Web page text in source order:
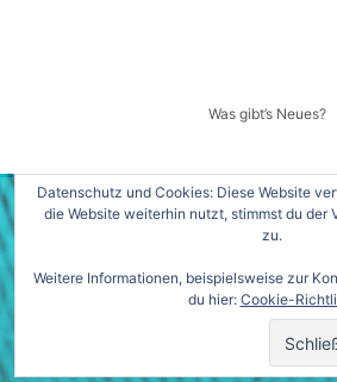
Was gibt’s Neues?
WordPress Theme von
Datenschutz und Cookies: Diese Website
die Website weiterhin nutzt, stimmst du der
zu.
Weitere Informationen, beispielsweise zur
du hier: Cookie-